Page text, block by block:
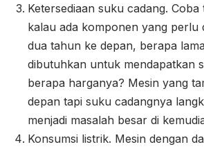
Ketersediaan suku cadang.
kalau ada komponen yang perlu
dua tahun ke depan, berapa
dibutuhkan untuk mendapatkan
berapa harganya? Mesin yang
depan tapi suku cadangnya
menjadi masalah besar di
Konsumsi listrik. Mesin dengan